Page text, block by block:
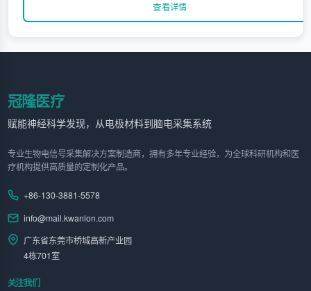
查看详情
冠隆医疗
赋能神经科学发现，从电极材料到脑电采集系统
专业生物电信号采集解决方案制造商，拥有多年专业经验，为全球科研机构和医
疗机构提供高质量的定制化产品。
+86-130-3881-5578
info@mail.kwanlon.com
广东省东莞市桥城高新产业园
4栋701室
关注我们